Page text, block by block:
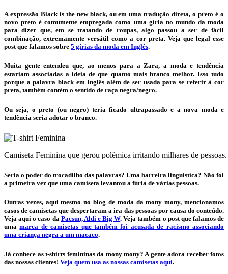
A expressão Black is the new black, ou em uma tradução direta, o preto é o
novo preto é comumente empregada como uma gíria no mundo da moda
para dizer que, em se tratando de roupas, algo passou a ser de fácil
combinação, extremamente versátil como a cor preta. Veja que legal esse
post que falamos sobre 5 gírias da moda em Inglês.
Muita gente entendeu que, ao menos para a Zara, a moda e tendência
estariam associadas a ideia de que quanto mais branco melhor. Isso tudo
porque a palavra black em Inglês além de ser usada para se referir à cor
preta, também contém o sentido de raça negra/negro.
Ou seja, o preto (ou negro) teria ficado ultrapassado e anova moda e
tendência seria adotar o branco.
Camiseta Feminina que gerou polêmica irritando milhares de pessoas.
Seria o poder do trocadilho das palavras? Uma barreira linguística? Não foi
a primeira vez que uma camiseta levantou a fúria de várias pessoas.
Outras vezes, aqui mesmo no blog de moda da mony mony, mencionamos
casos de camisetas que despertaram a ira das pessoas por causa do conteúdo.
Veja aqui o caso da Pacsun, Aldi e Big W. Veja também o post que falamos de
umamarca de camisetas que também foi acusada de racismo associando
uma criança negra a um macaco.
Já conhece as t-shirts femininas da mony mony? A gente adora receber fotos
das nossas clientes! Veja quem usa as nossas camisetas aqui.